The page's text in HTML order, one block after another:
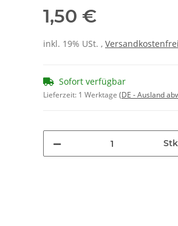
1,50 €
inkl. 19% USt. ,
Sofort verfügbar
Lieferzeit: 1 Werktage (DE - Ausland
Stk